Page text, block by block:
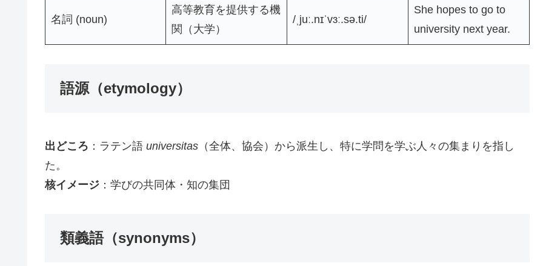
名詞 (noun)
高等教育を提供する機
関（大学）
/ˌjuː.nɪˈvɜː.sə.ti/
She hopes to go to
university next year.
語源（etymology）
出どころ ：ラテン語 universitas （全体、協会）から派生し、特に学問を学ぶ人々の集まりを指し
た。
核イメージ ：学びの共同体・知の集団
類義語（synonyms）